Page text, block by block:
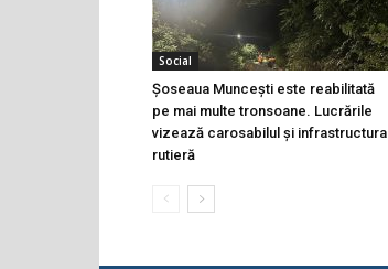
Social
Șoseaua Muncești este reabilitată
pe mai multe tronsoane. Lucrările
vizează carosabilul și infrastructura
rutieră